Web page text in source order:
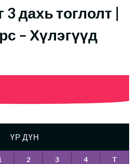
3 дахь тоглолт |
– Хүлэгүүд
ҮР ДҮН
2 3 4 T